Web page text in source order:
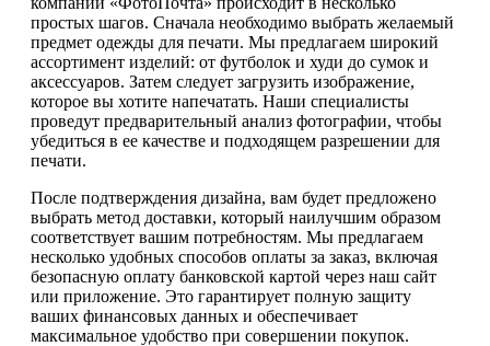
простых шагов. Сначала необходимо выбрать желаемый
предмет одежды для печати. Мы предлагаем широкий
ассортимент изделий: от футболок и худи до сумок и
аксессуаров. Затем следует загрузить изображение,
которое вы хотите напечатать. Наши специалисты
проведут предварительный анализ фотографии, чтобы
убедиться в ее качестве и подходящем разрешении для
печати.
После подтверждения дизайна, вам будет предложено
выбрать метод доставки, который наилучшим образом
соответствует вашим потребностям. Мы предлагаем
несколько удобных способов оплаты за заказ, включая
безопасную оплату банковской картой через наш сайт
или приложение. Это гарантирует полную защиту
ваших финансовых данных и обеспечивает
максимальное удобство при совершении покупок.